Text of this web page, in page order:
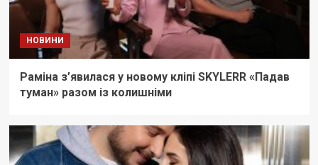
НОВИНИ
Раміна з’явилася у новому кліпі SKYLERR «Падав
туман» разом із колишніми